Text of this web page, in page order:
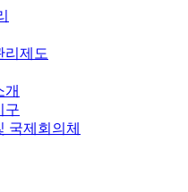
리제도
개
구
국제회의체